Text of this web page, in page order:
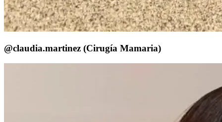
@claudia.martinez (Cirugía Mamaria)